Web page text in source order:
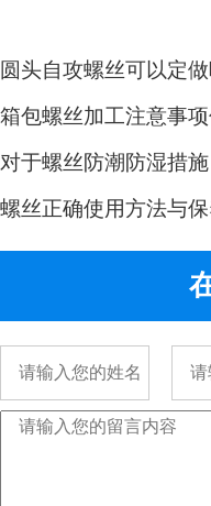
圆头自攻螺丝可以定做
箱包螺丝加工注意事
对于螺丝防潮防湿措施
螺丝正确使用方法与